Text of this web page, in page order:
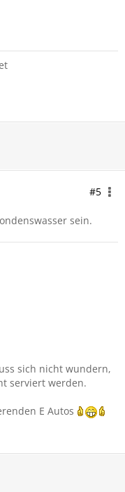
#5
sein.
sich nicht wundern,
serviert werden.
E Autos